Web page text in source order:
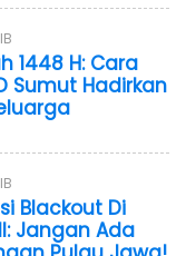
1448 H: Cara
Sumut Hadirkan
Blackout Di
Jangan Ada